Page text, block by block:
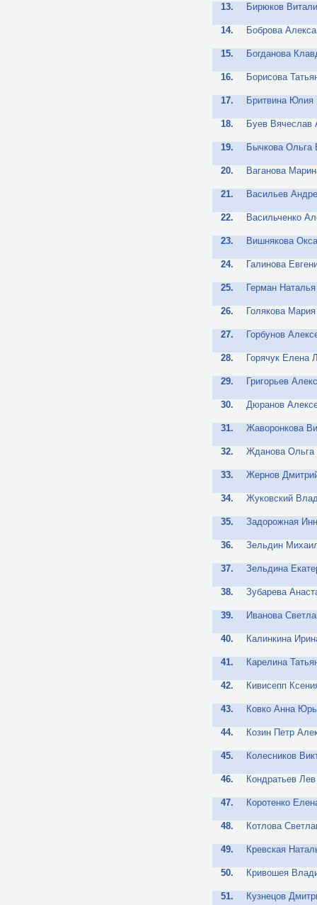
13. Бирюков
14. Боброва
15. Богданова
16. Борисова
17. Бритвина
18. Буев Вячеслав
19. Бычкова Ольга
20. Ваганова
21. Васильев
22. Васильченко
23. Вишнякова
24. Галинова
25. Герман
26. Голякова
27. Горбунов
28. Горячук Елена
29. Григорьев
30. Дюранов
31. Жаворонкова
32. Жданова Ольга
33. Жернов
34. Жуковский
35. Задорожная
36. Зельдин
37. Зельдина
38. Зубарева
39. Иванова
40. Калинкина
41. Карелина
42. Кивисепп
43. Ковко Анна
44. Козин Петр
45. Колесников
46. Кондратьев
47. Коротенко
48. Котлова
49. Кревская
50. Кривошея
51. Кузнецов